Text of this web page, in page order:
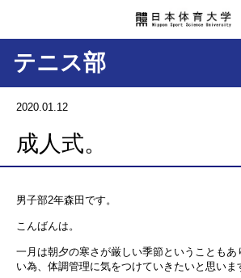
テニス部
2020.01.12
成人式。
男子部2年森田です。
こんばんは。
一月は朝夕の寒さが厳しい季節ということもあ
い為、体調管理に気をつけていきたいと思いま